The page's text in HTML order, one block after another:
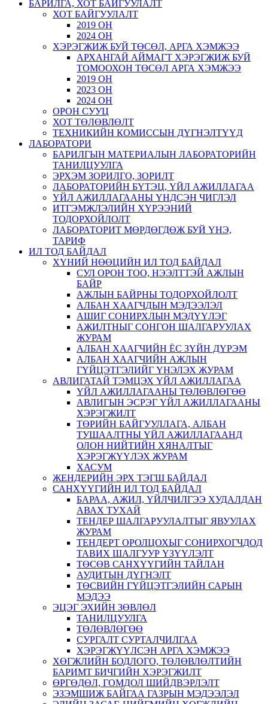
БАРИЛГА, ХОТ БАЙГУУЛАЛТ
ХОТ БАЙГУУЛАЛТ
2019 ОН
2024 ОН
ХЭРЭГЖИЖ БУЙ ТӨСӨЛ, АРГА ХЭМЖЭЭ
АРХАНГАЙ АЙМАГТ ХЭРЭГЖИЖ БУЙ
ТОМООХОН ТӨСӨЛ АРГА ХЭМЖЭЭ
2019 ОН
2023 ОН
2024 ОН
ОРОН СУУЦ
ХОТ ТӨЛӨВЛӨЛТ
ТЕХНИКИЙН КОМИССЫН ДҮГНЭЛТҮҮД
ЛАБОРАТОРИ
БАРИЛГЫН МАТЕРИАЛЫН ЛАБОРАТОРИЙН
ТАНИЛЦУУЛГА
ЭРХЭМ ЗОРИЛГО, ЗОРИЛТ
ЛАБОРАТОРИЙН БҮТЭЦ, ҮЙЛ АЖИЛЛАГАА
ҮЙЛ АЖИЛЛАГААНЫ ҮНДСЭН ЧИГЛЭЛ
ИТГЭМЖЛЭЛИЙН ХҮРЭЭНИЙ
ТОДОРХОЙЛОЛТ
ЛАБОРАТОРИТ МӨРДӨГДӨЖ БУЙ ҮНЭ,
ТАРИФ
ИЛ ТОД БАЙДАЛ
ХҮНИЙ НӨӨЦИЙН ИЛ ТОД БАЙДАЛ
СУЛ ОРОН ТОО, НЭЭЛТТЭЙ АЖЛЫН
БАЙР
АЖЛЫН БАЙРНЫ ТОДОРХОЙЛОЛТ
АЛБАН ХААГЧДЫН МЭДЭЭЛЭЛ
АШИГ СОНИРХЛЫН МЭДҮҮЛЭГ
АЖИЛТНЫГ СОНГОН ШАЛГАРУУЛАХ
ЖУРАМ
АЛБАН ХААГЧИЙН ЁС ЗҮЙН ДҮРЭМ
АЛБАН ХААГЧИЙН АЖЛЫН
ГҮЙЦЭТГЭЛИЙГ ҮНЭЛЭХ ЖУРАМ
АВЛИГАТАЙ ТЭМЦЭХ ҮЙЛ АЖИЛЛАГАА
ҮЙЛ АЖИЛЛАГААНЫ ТӨЛӨВЛӨГӨӨ
АВЛИГЫН ЭСРЭГ ҮЙЛ АЖИЛЛАГААНЫ
ХЭРЭГЖИЛТ
ТӨРИЙН БАЙГУУЛЛАГА, АЛБАН
ТУШААЛТНЫ ҮЙЛ АЖИЛЛАГААНД
ОЛОН НИЙТИЙН ХЯНАЛТЫГ
ХЭРЭГЖҮҮЛЭХ ЖУРАМ
ХАСУМ
ЖЕНДЕРИЙН ЭРХ ТЭГШ БАЙДАЛ
САНХҮҮГИЙН ИЛ ТОД БАЙДАЛ
БАРАА, АЖИЛ, ҮЙЛЧИЛГЭЭ ХУДАЛДАН
АВАХ ТУХАЙ
ТЕНДЕР ШАЛГАРУУЛАЛТЫГ ЯВУУЛАХ
ЖУРАМ
ТЕНДЕРТ ОРОЛЦОХЫГ СОНИРХОГЧДОД
ТАВИХ ШАЛГУУР ҮЗҮҮЛЭЛТ
ТӨСӨВ САНХҮҮГИЙН ТАЙЛАН
АУДИТЫН ДҮГНЭЛТ
ТӨСВИЙН ГҮЙЦЭТГЭЛИЙН САРЫН
МЭДЭЭ
ЭЦЭГ ЭХИЙН ЗӨВЛӨЛ
ТАНИЛЦУУЛГА
ТӨЛӨВЛӨГӨӨ
СУРГАЛТ СУРТАЛЧИЛГАА
ХЭРЭГЖҮҮЛСЭН АРГА ХЭМЖЭЭ
ХӨГЖЛИЙН БОДЛОГО, ТӨЛӨВЛӨЛТИЙН
БАРИМТ БИЧГИЙН ХЭРЭГЖИЛТ
ӨРГӨДӨЛ, ГОМДОЛ ШИЙДВЭРЛЭЛТ
ЭЗЭМШИЖ БАЙГАА ГАЗРЫН МЭДЭЭЛЭЛ